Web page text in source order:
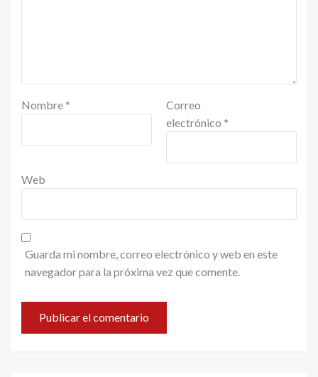
Nombre *
Correo
electrónico *
Web
Guarda mi nombre, correo electrónico y web en este
navegador para la próxima vez que comente.